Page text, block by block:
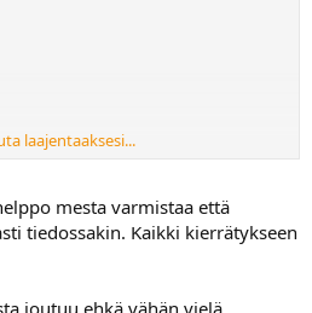
laajentaaksesi...
mesta varmistaa että
tiedossakin. Kaikki kierrätykseen
joutuu ehkä vähän vielä